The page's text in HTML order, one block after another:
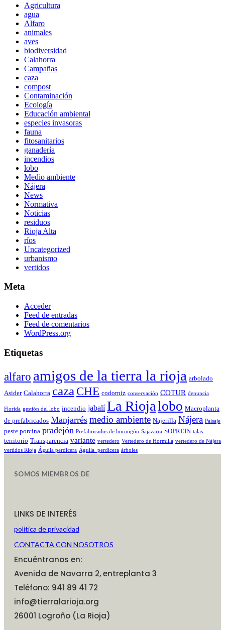
Agricultura
agua
Alfaro
animales
aves
biodiversidad
Calahorra
Campañas
caza
compost
Contaminación
Ecología
Educación ambiental
especies invasoras
fauna
fitosanitarios
ganadería
incendios
lobo
Medio ambiente
Nájera
News
Normativa
Noticias
residuos
Rioja Alta
ríos
Uncategorized
urbanismo
vertidos
Meta
Acceder
Feed de entradas
Feed de comentarios
WordPress.org
Etiquetas
alfaro amigos de la tierra la rioja arbolado
Asider Calahorra caza CHE codorniz conservación COTUR denuncia
Florida gestión del lobo incendio jabalí La Riojalobo Macroplanta
de prefabricados Manjarrés medio ambiente Najerilla Nájera Paisaje
peste porcina pradejón Prefabricados de hormigón Sajazarra SOPREIN talas
territorio Transparencia variante vertedero Vertedero de Hormilla vertedero de Nájera
vertidos Rioja Águila perdicera Águila_perdicera árboles
SOMOS MIEMBROS DE
LINKS DE INTERÉS
política de privacidad
CONTACTA CON NOSOTROS
Encuéntranos en:
Avenida de Navarra 2, entreplanta 3
Teléfono: 941 89 41 72
info@tierralarioja.org
26001 Logroño (La Rioja)